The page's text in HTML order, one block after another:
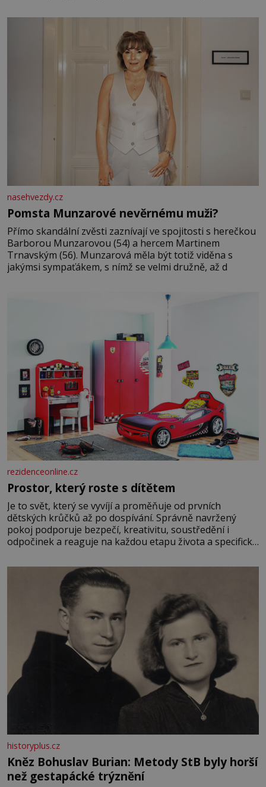
mi knihy, práce a hlavně klid. Hned po studiích jsem
nasehvezdy.cz
Pomsta Munzarové nevěrnému muži?
Přímo skandální zvěsti zaznívají ve spojitosti s herečkou
Barborou Munzarovou (54) a hercem Martinem
Trnavským (56). Munzarová měla být totiž viděna s
jakýmsi sympaťákem, s nímž se velmi družně, až d
rezidenceonline.cz
Prostor, který roste s dítětem
Je to svět, který se vyvíjí a proměňuje od prvních
dětských krůčků až po dospívání. Správně navržený
pokoj podporuje bezpečí, kreativitu, soustředění i
odpočinek a reaguje na každou etapu života a specifické
měkkost a bezpečí, proto by pokoj miminka měl působit
především klidně a útulně. Předškolní věk je
historyplus.cz
Kněz Bohuslav Burian: Metody StB byly horší
než gestapácké trýznění